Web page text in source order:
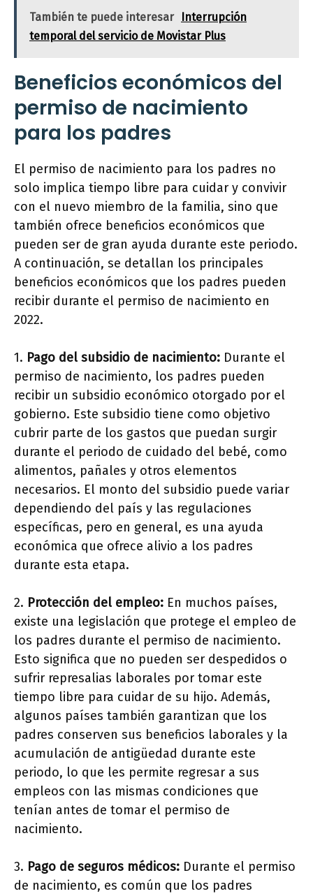
También te puede interesar
Interrupción
temporal del servicio de Movistar Plus
Beneficios económicos del
permiso de nacimiento
para los padres
El permiso de nacimiento para los padres no
solo implica tiempo libre para cuidar y convivir
con el nuevo miembro de la familia, sino que
también ofrece beneficios económicos que
pueden ser de gran ayuda durante este periodo.
A continuación, se detallan los principales
beneficios económicos que los padres pueden
recibir durante el permiso de nacimiento en
2022.
1. Pago del subsidio de nacimiento: Durante el
permiso de nacimiento, los padres pueden
recibir un subsidio económico otorgado por el
gobierno. Este subsidio tiene como objetivo
cubrir parte de los gastos que puedan surgir
durante el periodo de cuidado del bebé, como
alimentos, pañales y otros elementos
necesarios. El monto del subsidio puede variar
dependiendo del país y las regulaciones
específicas, pero en general, es una ayuda
económica que ofrece alivio a los padres
durante esta etapa.
2. Protección del empleo: En muchos países,
existe una legislación que protege el empleo de
los padres durante el permiso de nacimiento.
Esto significa que no pueden ser despedidos o
sufrir represalias laborales por tomar este
tiempo libre para cuidar de su hijo. Además,
algunos países también garantizan que los
padres conserven sus beneficios laborales y la
acumulación de antigüedad durante este
periodo, lo que les permite regresar a sus
empleos con las mismas condiciones que
tenían antes de tomar el permiso de
nacimiento.
3. Pago de seguros médicos: Durante el permiso
de nacimiento, es común que los padres